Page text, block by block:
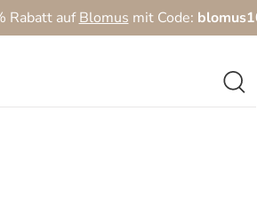
Rabatt aufBlomus mit Code: